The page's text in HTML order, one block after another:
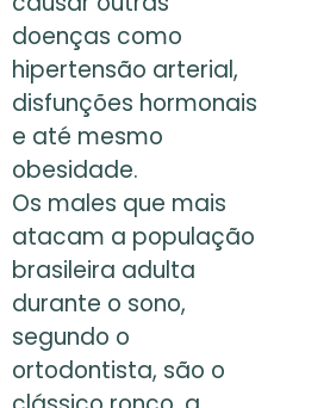
doenças como
hipertensão arterial,
disfunções hormonais
e até mesmo
obesidade.
Os males que mais
atacam a população
brasileira adulta
durante o sono,
segundo o
ortodontista, são o